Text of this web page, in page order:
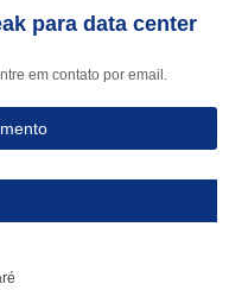
para data center
em contato por email.